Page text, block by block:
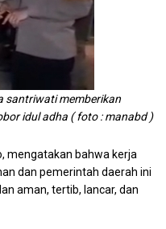
santriwati memberikan
idul adha ( foto : manabd )
mengatakan bahwa kerja
dan pemerintah daerah ini
aman, tertib, lancar, dan